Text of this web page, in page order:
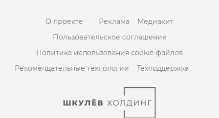
О проекте Реклама
Медиакит
Пользовательское соглашение
Политика использования cookie-файлов
Рекомендательные технологии
Техподдержка